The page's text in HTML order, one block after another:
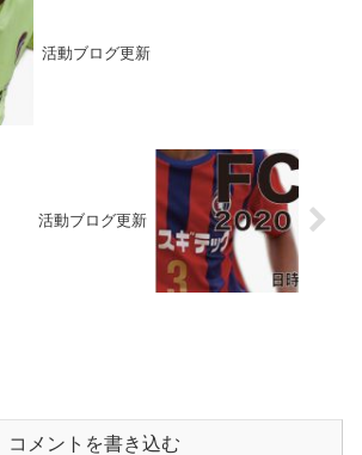
活動ブログ更新
活動ブログ更新
コメントを書き込む